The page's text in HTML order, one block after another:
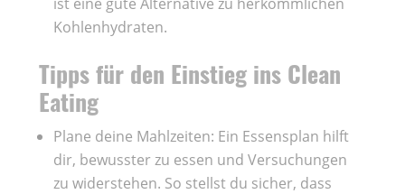
Kohlenhydraten.
Tipps für den Einstieg ins Clean
Eating
Plane deine Mahlzeiten: Ein Essensplan hilft
dir, bewusster zu essen und Versuchungen
zu widerstehen. So stellst du sicher, dass